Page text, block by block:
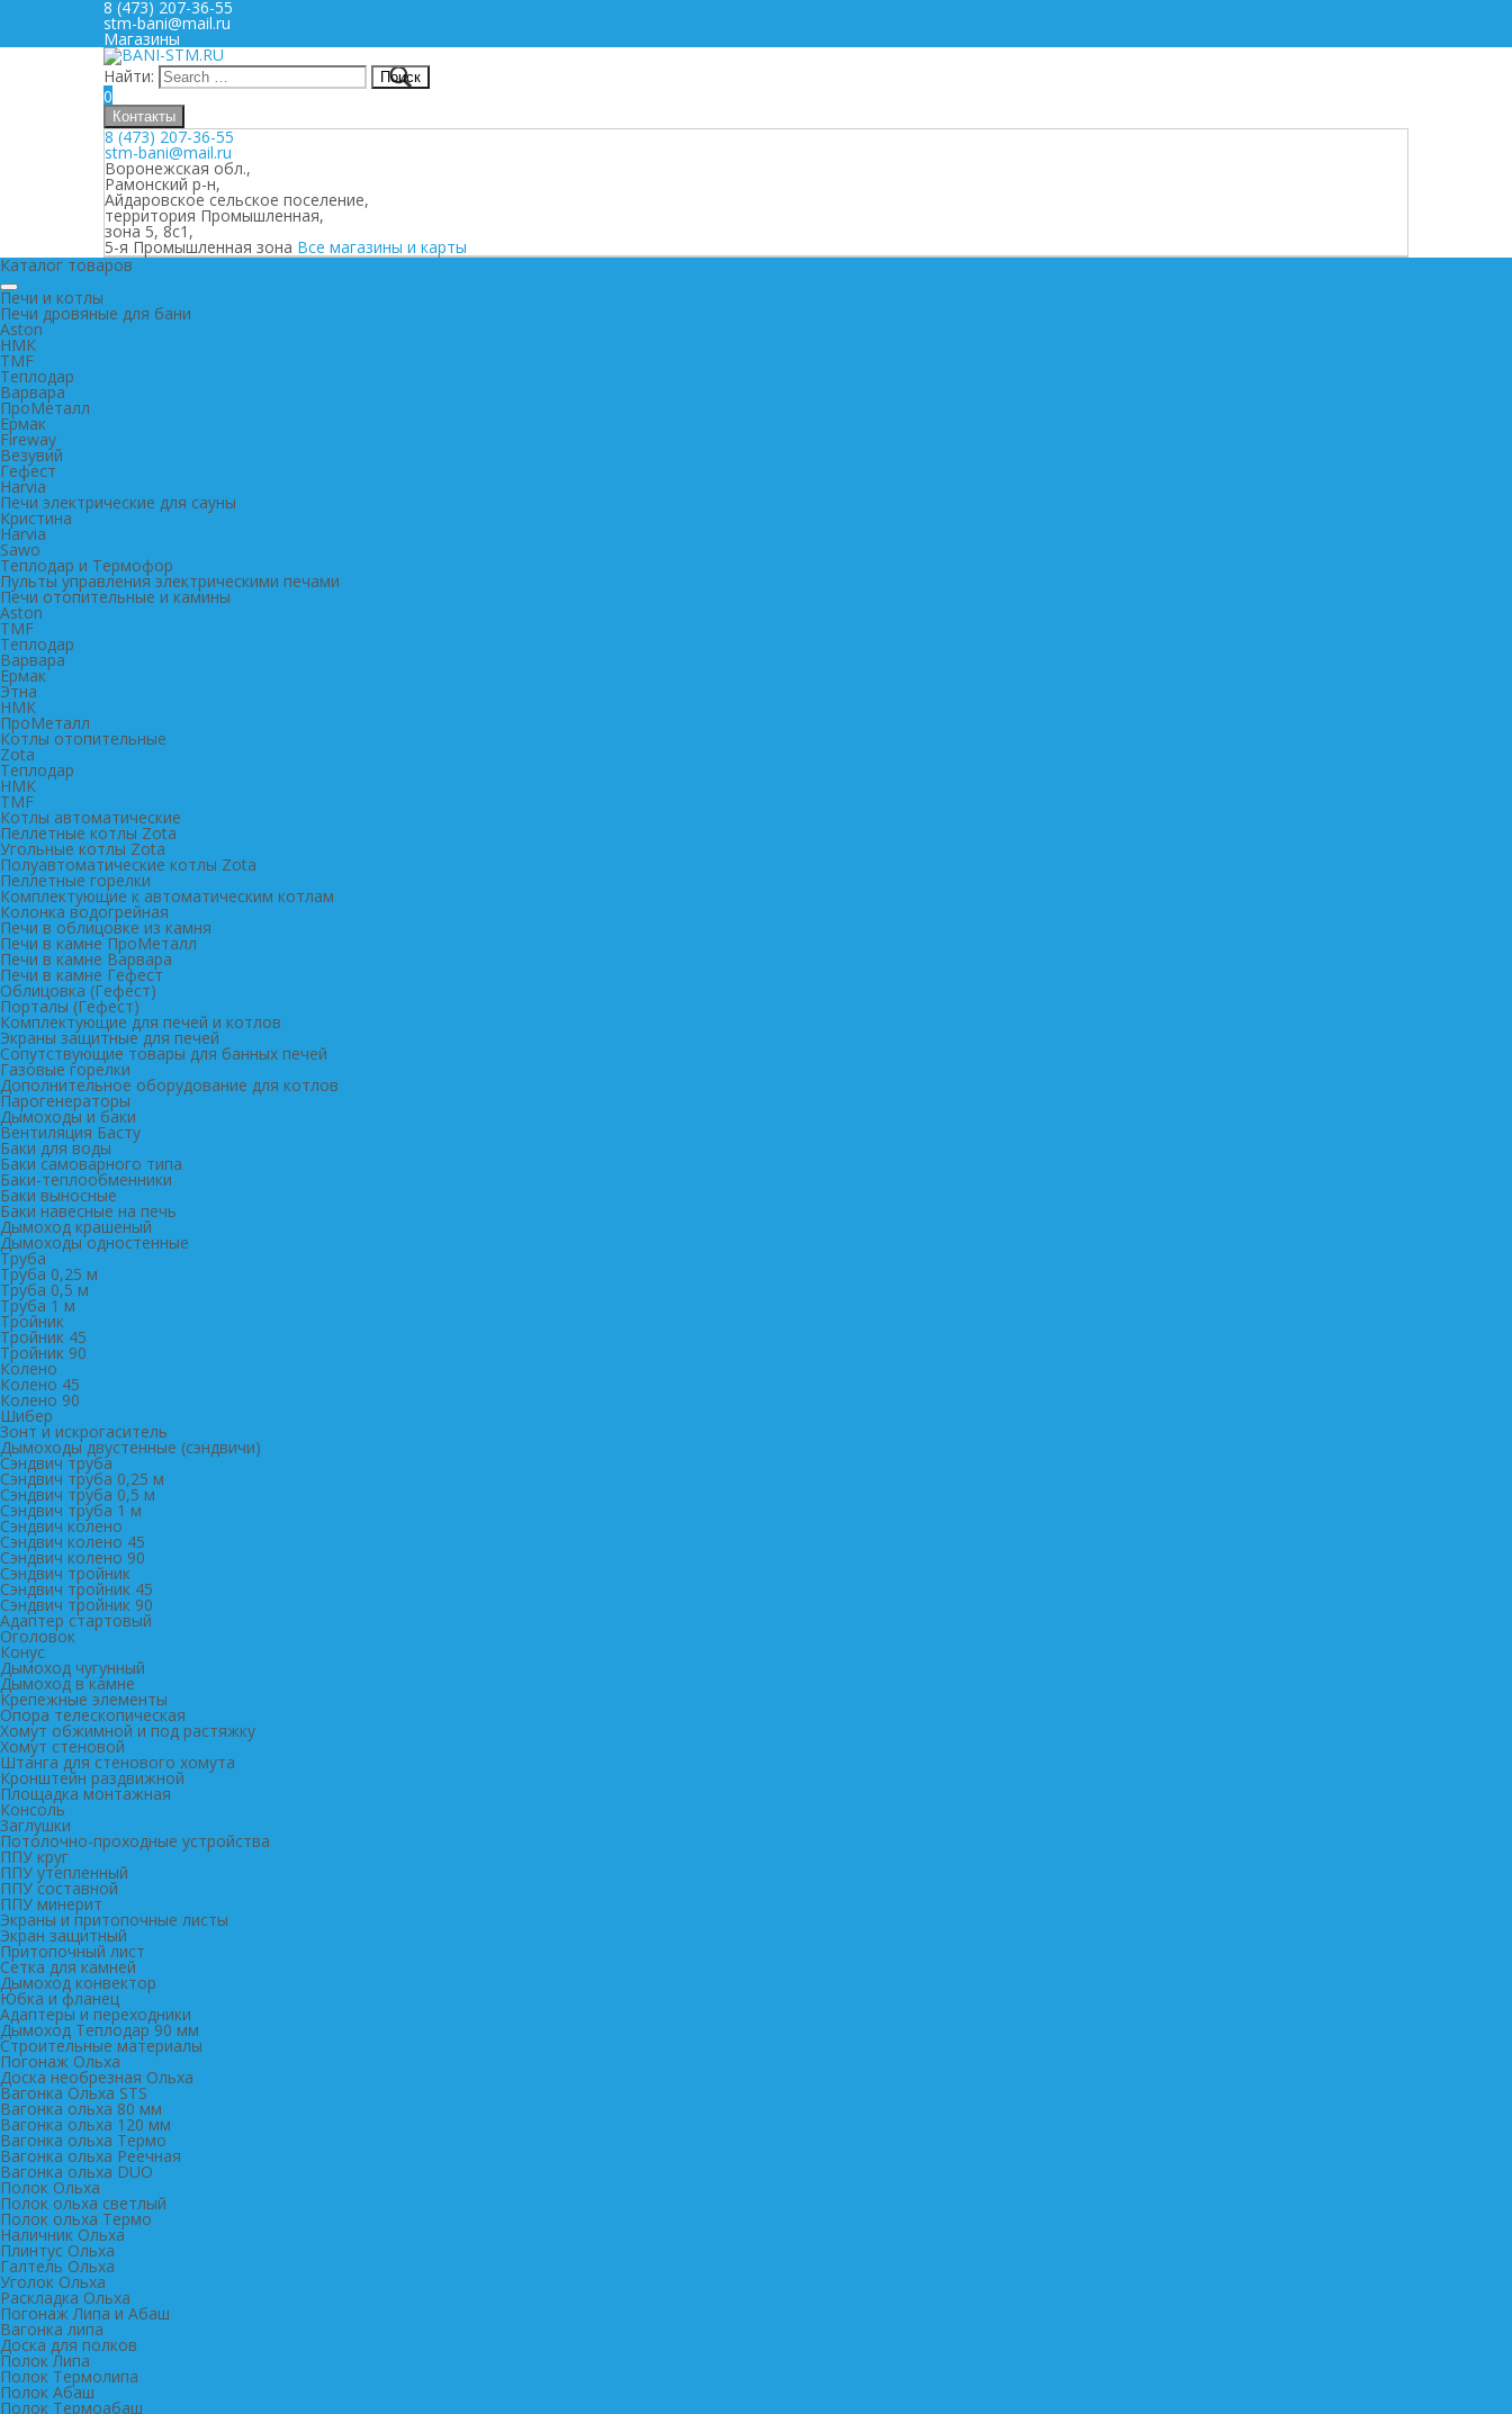
8 (473) 207-36-55
stm-bani@mail.ru
Магазины
Найти:
0
Контакты
8 (473) 207-36-55
stm-bani@mail.ru
Воронежская обл.,
Рамонский р-н,
Айдаровское сельское поселение,
территория Промышленная,
зона 5, 8с1,
5-я Промышленная зона Все магазины и карты
Каталог товаров
Печи и котлы
Печи дровяные для бани
Aston
НМК
TMF
Теплодар
Варвара
ПроМеталл
Ермак
Fireway
Везувий
Гефест
Harvia
Печи электрические для сауны
Кристина
Harvia
Sawo
Теплодар и Термофор
Пульты управления электрическими печами
Печи отопительные и камины
Aston
TMF
Теплодар
Варвара
Ермак
Этна
НМК
ПроМеталл
Котлы отопительные
Zota
Теплодар
НМК
TMF
Котлы автоматические
Пеллетные котлы Zota
Угольные котлы Zota
Полуавтоматические котлы Zota
Пеллетные горелки
Комплектующие к автоматическим котлам
Колонка водогрейная
Печи в облицовке из камня
Печи в камне ПроМеталл
Печи в камне Варвара
Печи в камне Гефест
Облицовка (Гефест)
Порталы (Гефест)
Комплектующие для печей и котлов
Экраны защитные для печей
Сопутствующие товары для банных печей
Газовые горелки
Дополнительное оборудование для котлов
Парогенераторы
Дымоходы и баки
Вентиляция Басту
Баки для воды
Баки самоварного типа
Баки-теплообменники
Баки выносные
Баки навесные на печь
Дымоход крашеный
Дымоходы одностенные
Труба
Труба 0,25 м
Труба 0,5 м
Труба 1 м
Тройник
Тройник 45
Тройник 90
Колено
Колено 45
Колено 90
Шибер
Зонт и искрогаситель
Дымоходы двустенные (сэндвичи)
Сэндвич труба
Сэндвич труба 0,25 м
Сэндвич труба 0,5 м
Сэндвич труба 1 м
Сэндвич колено
Сэндвич колено 45
Сэндвич колено 90
Сэндвич тройник
Сэндвич тройник 45
Сэндвич тройник 90
Адаптер стартовый
Оголовок
Конус
Дымоход чугунный
Дымоход в камне
Крепежные элементы
Опора телескопическая
Хомут обжимной и под растяжку
Хомут стеновой
Штанга для стенового хомута
Кронштейн раздвижной
Площадка монтажная
Консоль
Заглушки
Потолочно-проходные устройства
ППУ круг
ППУ утепленный
ППУ составной
ППУ минерит
Экраны и притопочные листы
Экран защитный
Притопочный лист
Сетка для камней
Дымоход конвектор
Юбка и фланец
Адаптеры и переходники
Дымоход Теплодар 90 мм
Cтроительные материалы
Погонаж Ольха
Доска необрезная Ольха
Вагонка Ольха STS
Вагонка ольха 80 мм
Вагонка ольха 120 мм
Вагонка ольха Термо
Вагонка ольха Реечная
Вагонка ольха DUO
Полок Ольха
Полок ольха светлый
Полок ольха Термо
Наличник Ольха
Плинтус Ольха
Галтель Ольха
Уголок Ольха
Раскладка Ольха
Погонаж Липа и Абаш
Вагонка липа
Доска для полков
Полок Липа
Полок Термолипа
Полок Абаш
Полок Термоабаш